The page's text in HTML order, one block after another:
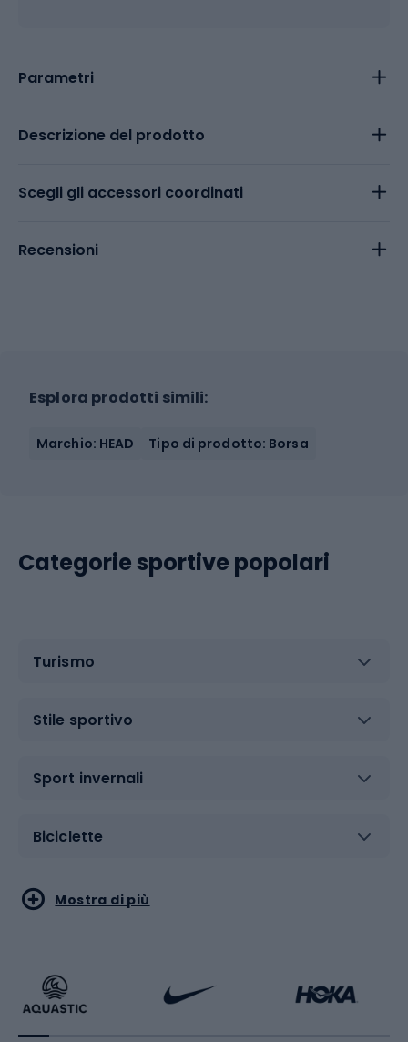
Parametri
Descrizione del prodotto
Scegli gli accessori coordinati
Recensioni
Esplora prodotti simili:
Marchio: HEAD Tipo di prodotto: Borsa
Categorie sportive popolari
Turismo
Stile sportivo
Sport invernali
Biciclette
Sport acquatici
Bikepacking
Sport di arti marziali
Sport con le racchette
Mostra di più